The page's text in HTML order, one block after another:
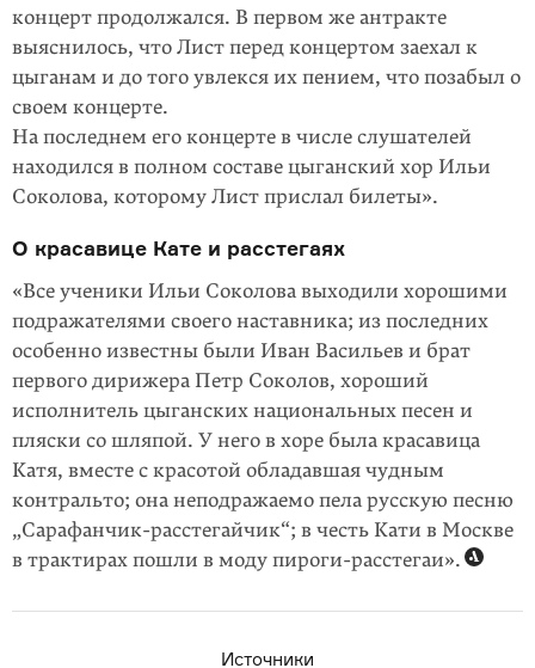
концерт продолжался. В первом же антракте
выяснилось, что Лист перед концертом заехал к
цыганам и до того увлекся их пением, что позабыл о
своем концерте.
На последнем его концерте в числе слушателей
находился в полном составе цыганский хор Ильи
Соколова, которому Лист прислал билеты».
О красавице Кате и расстегаях
«Все ученики Ильи Соколова выходили хорошими
подражателями своего наставника; из последних
особенно известны были Иван Васильев и брат
первого дирижера Петр Соколов, хороший
исполнитель цыганских национальных песен и
пляски со шляпой. У него в хоре была красавица
Катя, вместе с красотой обладавшая чудным
контральто; она неподражаемо пела русскую песню
„Сарафанчик-расстегайчик“; в честь Кати в Москве
в трактирах пошли в моду пироги-расстегаи».
Источники